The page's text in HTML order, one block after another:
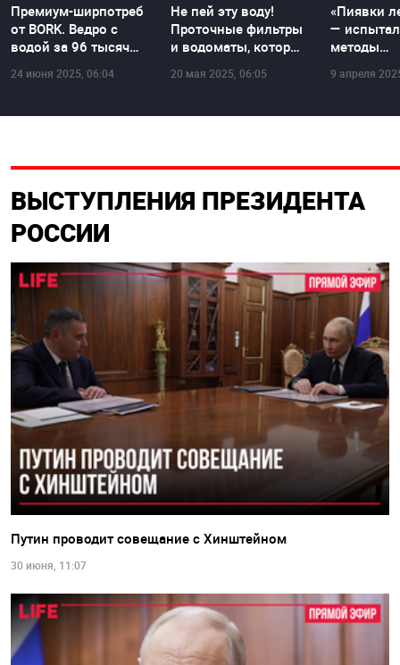
Премиум-ширпотреб
от BORK. Ведро с
водой за 96 тысяч
24 июня 2025, 06:04
Не пей эту воду!
Проточные фильтры
и водоматы, которые
20 мая 2025, 06:05
«Пиявки
—
методы
медицины
9 апреля
ВЫСТУПЛЕНИЯ ПРЕЗИДЕНТА
РОССИИ
Путин проводит совещание с Хинштейном
30 июня, 11:07